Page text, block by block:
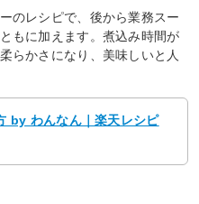
のレシピで、後から業務スー
もに加えます。煮込み時間が
らかさになり、美味しいと人
by わんなん｜楽天レシピ